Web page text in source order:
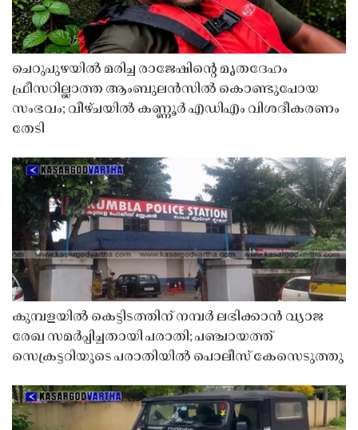
ചെറുപുഴയിൽ മരിച്ച രാജേഷിൻ്റെ മൃതദേഹം
ഫ്രീസറില്ലാത്ത ആംബുലൻസിൽ കൊണ്ടുപോയ
സംഭവം; വീഴ്ചയിൽ കണ്ണൂർ എഡിഎം വിശദീകരണം
തേടി
കുമ്പളയിൽ കെട്ടിടത്തിന് നമ്പർ ലഭിക്കാൻ വ്യാജ
രേഖ സമർപ്പിച്ചതായി പരാതി; പഞ്ചായത്ത്
സെക്രട്ടറിയുടെ പരാതിയിൽ പൊലീസ് കേസെടുത്തു